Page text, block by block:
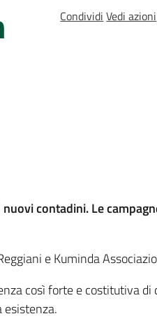
Condividi Vedi azioni
contadini. Le
e Kuminda
così forte e costitutiva
esistenza.